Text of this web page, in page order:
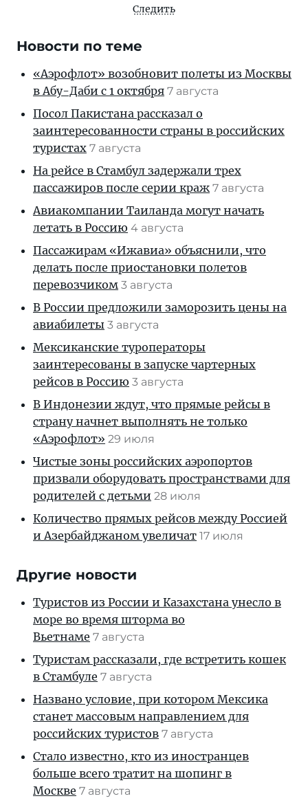
Следить
Новости по теме
«Аэрофлот» возобновит полеты из Москвы
в Абу-Даби с 1 октября 7 августа
Посол Пакистана рассказал о
заинтересованности страны в российских
туристах 7 августа
На рейсе в Стамбул задержали трех
пассажиров после серии краж 7 августа
Авиакомпании Таиланда могут начать
летать в Россию 4 августа
Пассажирам «Ижавиа» объяснили, что
делать после приостановки полетов
перевозчиком 3 августа
В России предложили заморозить цены на
авиабилеты 3 августа
Мексиканские туроператоры
заинтересованы в запуске чартерных
рейсов в Россию 3 августа
В Индонезии ждут, что прямые рейсы в
страну начнет выполнять не только
«Аэрофлот» 29 июля
Чистые зоны российских аэропортов
призвали оборудовать пространствами для
родителей с детьми 28 июля
Количество прямых рейсов между Россией
и Азербайджаном увеличат 17 июля
Другие новости
Туристов из России и Казахстана унесло в
море во время шторма во
Вьетнаме 7 августа
Туристам рассказали, где встретить кошек
в Стамбуле 7 августа
Названо условие, при котором Мексика
станет массовым направлением для
российских туристов 7 августа
Стало известно, кто из иностранцев
больше всего тратит на шопинг в
Москве 7 августа